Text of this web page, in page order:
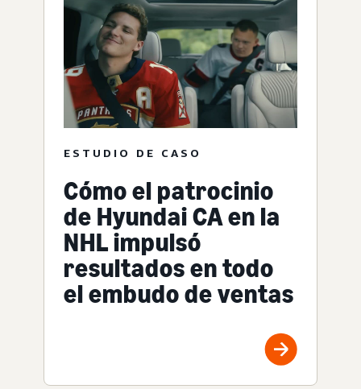
ESTUDIO DE CASO
Cómo el patrocinio
de Hyundai CA en la
NHL impulsó
resultados en todo
el embudo de ventas